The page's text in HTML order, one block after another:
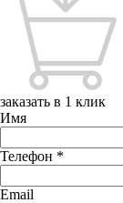
заказать в 1 клик
Имя
Телефон *
Email